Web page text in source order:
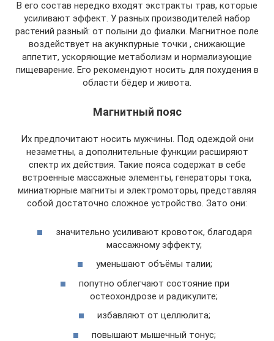
В его состав нередко входят экстракты трав, которые
усиливают эффект. У разных производителей набор
растений разный: от полыни до фиалки. Магнитное поле
воздействует на акункпурные точки , снижающие
аппетит, ускоряющие метаболизм и нормализующие
пищеварение. Его рекомендуют носить для похудения в
области бёдер и живота.
Магнитный пояс
Их предпочитают носить мужчины. Под одеждой они
незаметны, а дополнительные функции расширяют
спектр их действия. Такие пояса содержат в себе
встроенные массажные элементы, генераторы тока,
миниатюрные магниты и электромоторы, представляя
собой достаточно сложное устройство. Зато они:
значительно усиливают кровоток, благодаря
массажному эффекту;
уменьшают объёмы талии;
попутно облегчают состояние при
остеохондрозе и радикулите;
избавляют от целлюлита;
повышают мышечный тонус;